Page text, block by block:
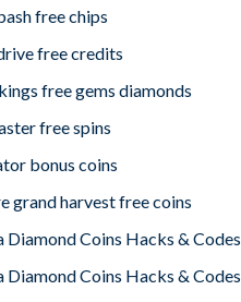
free chips
free credits
free gems diamonds
free spins
bonus coins
grand harvest free coins
Diamond Coins Hacks & Codes
Diamond Coins Hacks & Codes